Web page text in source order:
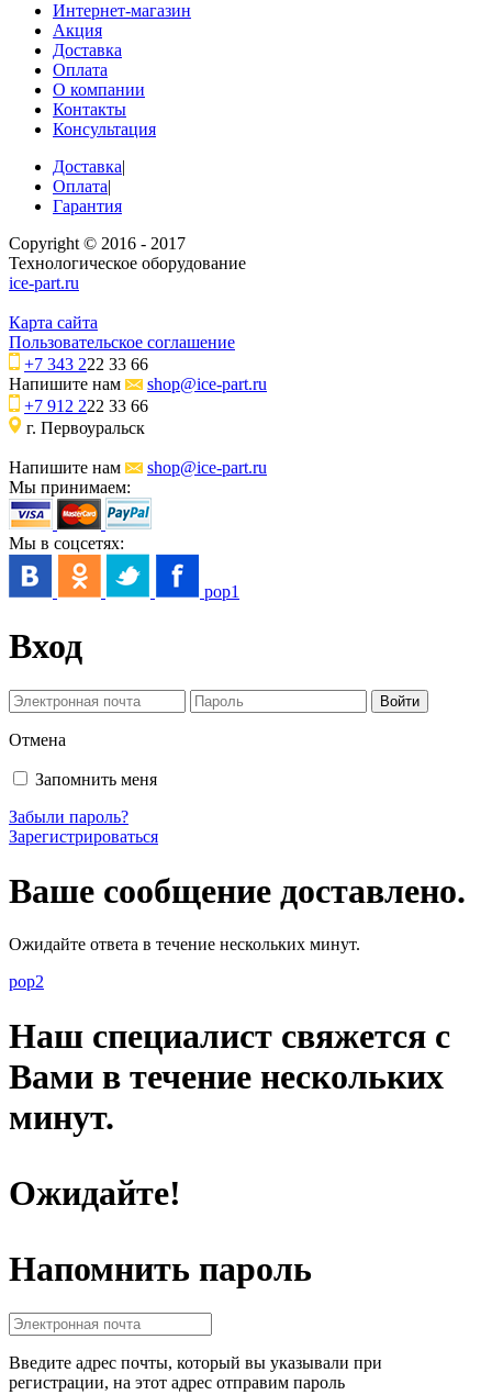
Интернет-магазин
Акция
Доставка
Оплата
О компании
Контакты
Консультация
Доставка|
Оплата|
Гарантия
Copyright © 2016 - 2017
Технологическое оборудование
ice-part.ru
Карта сайта
Пользовательское соглашение
+7 343 222 33 66
Напишите нам
shop@ice-part.ru
+7 912 222 33 66
г. Первоуральск
Напишите нам
shop@ice-part.ru
Мы принимаем:
Мы в соцсетях:
pop1
Вход
Отмена
Запомнить меня
Забыли пароль?
Зарегистрироваться
Ваше сообщение доставлено.
Ожидайте ответа в течение нескольких минут.
pop2
Наш специалист свяжется с
Вами в течение нескольких
минут.
Ожидайте!
Напомнить пароль
Введите адрес почты, который вы указывали при
регистрации, на этот адрес отправим пароль